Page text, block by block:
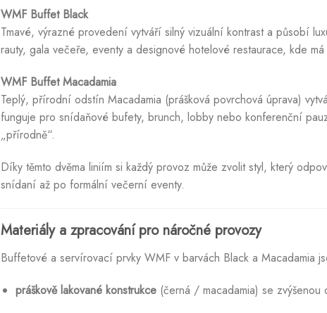
WMF Buffet Black
Tmavé, výrazné provedení vytváří silný vizuální kontrast a působí
rauty, gala večeře, eventy a designové hotelové restaurace, kde
WMF Buffet Macadamia
Teplý, přírodní odstín Macadamia (prášková povrchová úprava)
funguje pro snídaňové bufety, brunch, lobby nebo konferenční
„přírodně“.
Díky těmto dvěma liniím si každý provoz může zvolit styl, který
snídaní až po formální večerní eventy.
Materiály a zpracování pro náročné provozy
Buffetové a servírovací prvky WMF v barvách Black a Macadamia
práškově lakované konstrukce(černá / macadamia) se